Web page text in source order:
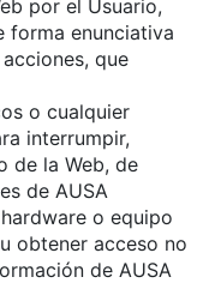
por el Usuario,
forma enunciativa
que
o cualquier
interrumpir,
de la Web, de
de AUSA
o equipo
obtener acceso no
de AUSA